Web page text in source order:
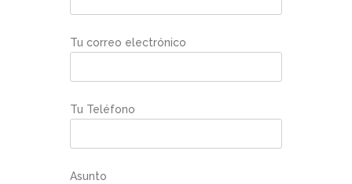
Tu correo electrónico
Tu Teléfono
Asunto